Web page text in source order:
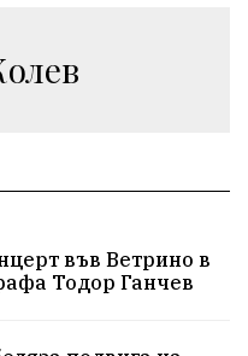
във Ветрино в
Тодор Ганчев